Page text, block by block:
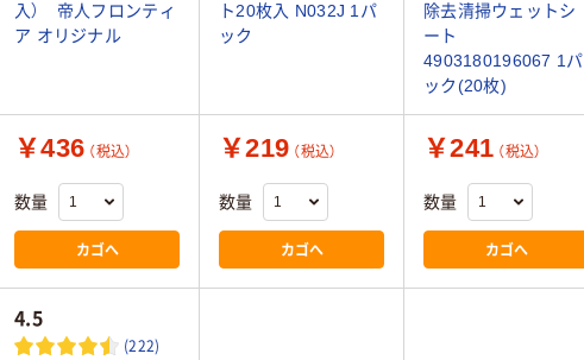
入） 帝人フロンティ
ア オリジナル
ト20枚入 N032J 1パ
ック
除去清掃ウェットシ
ート
4903180196067 1パ
ック(20枚)
￥436 （税込）
数量
カゴへ
￥219 （税込）
数量
カゴへ
￥241 （税込）
数量
カゴへ
4.5
(222)